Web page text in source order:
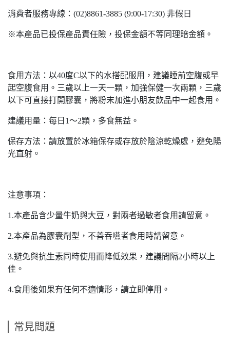
消費者服務專線：(02)8861-3885 (9:00-17:30) 非假日
※本產品已投保產品責任險，投保金額不等同理賠金額。
食用方法：以40度C以下的水搭配服用，建議睡前空腹或早
起空腹食用。三歲以上一天一顆，加強保健一次兩顆，三歲
以下可直接打開膠囊，將粉末加進小朋友飲品中一起食用。
建議用量：每日1～2顆，多食無益。
保存方法：請放置於冰箱保存或存放於陰涼乾燥處，避免陽
光直射。
注意事項：
1.本產品含少量牛奶與大豆，對兩者過敏者食用請留意。
2.本產品為膠囊劑型，不善吞嚥者食用時請留意。
3.避免與抗生素同時使用而降低效果，建議間隔2小時以上
佳。
4.食用後如果有任何不適情形，請立即停用。
常見問題